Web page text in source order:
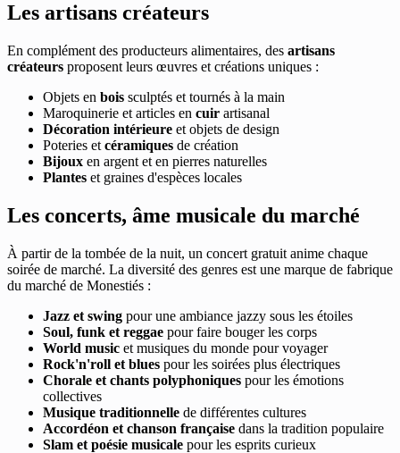
Les artisans créateurs
En complément des producteurs alimentaires, des artisans
créateurs proposent leurs œuvres et créations uniques :
Objets en bois sculptés et tournés à la main
Maroquinerie et articles en cuir artisanal
Décoration intérieure et objets de design
Poteries et céramiques de création
Bijoux en argent et en pierres naturelles
Plantes et graines d'espèces locales
Les concerts, âme musicale du marché
À partir de la tombée de la nuit, un concert gratuit anime chaque
soirée de marché. La diversité des genres est une marque de fabrique
du marché de Monestiés :
Jazz et swing pour une ambiance jazzy sous les étoiles
Soul, funk et reggae pour faire bouger les corps
World music et musiques du monde pour voyager
Rock'n'roll et blues pour les soirées plus électriques
Chorale et chants polyphoniques pour les émotions
collectives
Musique traditionnelle de différentes cultures
Accordéon et chanson française dans la tradition populaire
Slam et poésie musicale pour les esprits curieux